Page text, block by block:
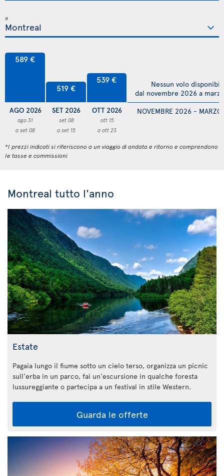
a
589 €
AGO 2026
ago 31
a set 08
519 €
SET 2026
set 08
a set 15
539 €
OTT 2026
ott 15
a ott 23
NOVEMBRE 2026 -
Nessun volo
dal novembre 2026 a
*I prezzi indicati si riferiscono a un viaggio di andata e ritorno e comprendono
le tasse e commissioni
Montreal tutto l'anno
Estate
Pagaia lungo il fiume sotto un cielo terso, organizza un picnic
sull'erba in un parco, fai un'escursione in qualche foresta
lussureggiante o partecipa a un festival in stile Western.
Guarda le offerte